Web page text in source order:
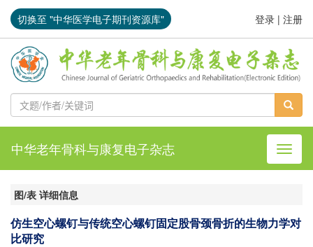
切换至 "中华医学电子期刊资源库" 登录 | 注册
导航
中华老年骨科与康复电子杂志
图/表 详细信息
仿生空心螺钉与传统空心螺钉固定股骨颈骨折的生物力学对
比研究